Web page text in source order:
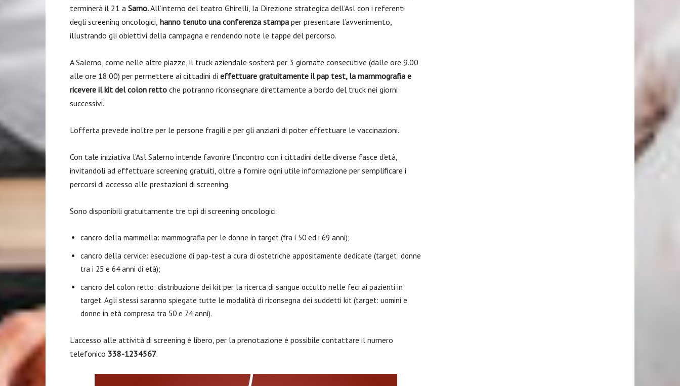
terminerà il 21 a Sarno.All’interno del teatro Ghirelli, la Direzione strategica dell’Asl con i referenti
degli screening oncologici, hanno tenuto una conferenza stampa per presentare l’avvenimento,
illustrando gli obiettivi della campagna e rendendo note le tappe del percorso.
A Salerno, come nelle altre piazze, il truck aziendale sosterà per 3 giornate consecutive (dalle ore 9.00
alle ore 18.00) per permettere ai cittadini di effettuare gratuitamente il pap test, la mammografia e
ricevere il kit del colon retto che potranno riconsegnare direttamente a bordo del truck nei giorni
successivi.
L’offerta prevede inoltre per le persone fragili e per gli anziani di poter effettuare le vaccinazioni.
Con tale iniziativa l’Asl Salerno intende favorire l’incontro con i cittadini delle diverse fasce d’età,
invitandoli ad effettuare screening gratuiti, oltre a fornire ogni utile informazione per semplificare i
percorsi di accesso alle prestazioni di screening.
Sono disponibili gratuitamente tre tipi di screening oncologici:
cancro della mammella: mammografia per le donne in target (fra i 50 ed i 69 anni);
cancro della cervice: esecuzione di pap-test a cura di ostetriche appositamente dedicate (target: donne
tra i 25 e 64 anni di età);
cancro del colon retto: distribuzione dei kit per la ricerca di sangue occulto nelle feci ai pazienti in
target. Agli stessi saranno spiegate tutte le modalità di riconsegna dei suddetti kit (target: uomini e
donne in età compresa tra 50 e 74 anni).
L’accesso alle attività di screening è libero, per la prenotazione è possibile contattare il numero
telefonico 338-1234567.